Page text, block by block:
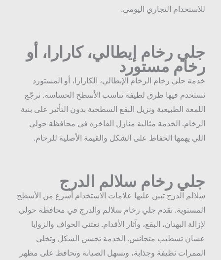
للاستخدام التجاري اليومي.
جلي رخام إيطالي، كارارا، أو
رخام مستورد
خدمة جلي رخام الرخام الإيطالي، الكارارا، أو المستورد
نستخدم فيها طرق لطيفة تناسب الأسطح الحساسة. نرجّع
اللمعة الطبيعية ونزيل البقع السطحية بدون التأثير على بنية
الرخام. الخدمة مثالية منازل الفاخرة في محافظة حولي
اللي يهمها الحفاظ على الشكل والقيمة الأصلية للرخام.
جلي رخام سلالم الدرج
سلالم الدرج تبين عليها علامات الاستخدام أسرع من الأسطح
المستوية. نقدم جلي رخام سلالم والدرج في محافظة حولي
لإزالة البهتان، البقع، وآثار الأقدام. نعتني الحواف والزوايا
عشان تشطيب متجانس. الخدمة تحسن الشكل وتخلي
الممرات نظيفة وجذابة، وتسهل الصيانة وتحافظ على مظهر